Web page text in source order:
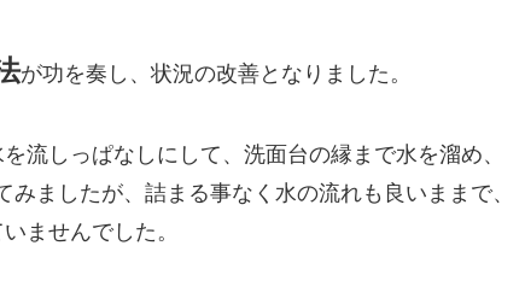
が功を奏し、状況の改善となりました。
流しっぱなしにして、洗面台の縁まで水を溜め、
ましたが、詰まる事なく水の流れも良いままで、
ませんでした。